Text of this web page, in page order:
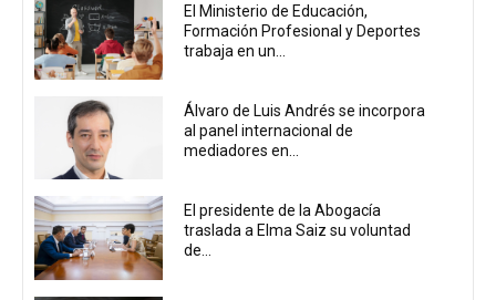
El Ministerio de Educación,
Formación Profesional y Deportes
trabaja en un...
Álvaro de Luis Andrés se incorpora
al panel internacional de
mediadores en...
El presidente de la Abogacía
traslada a Elma Saiz su voluntad
de...